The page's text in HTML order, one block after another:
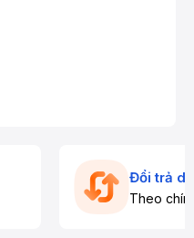
Đổi trả
Theo